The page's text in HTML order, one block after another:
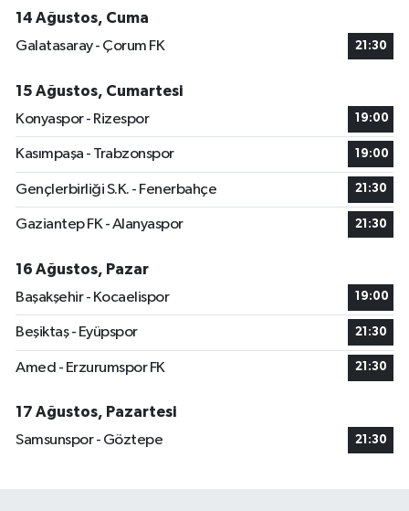
14 Ağustos, Cuma
Galatasaray - Çorum FK
21:30
15 Ağustos, Cumartesi
Konyaspor - Rizespor
19:00
Kasımpaşa - Trabzonspor 19:00
Gençlerbirliği S.K. - Fenerbahçe 21:30
Gaziantep FK - Alanyaspor 21:30
16 Ağustos, Pazar
Başakşehir - Kocaelispor
19:00
Beşiktaş - Eyüpspor 21:30
Amed - Erzurumspor FK 21:30
17 Ağustos, Pazartesi
Samsunspor - Göztepe
21:30